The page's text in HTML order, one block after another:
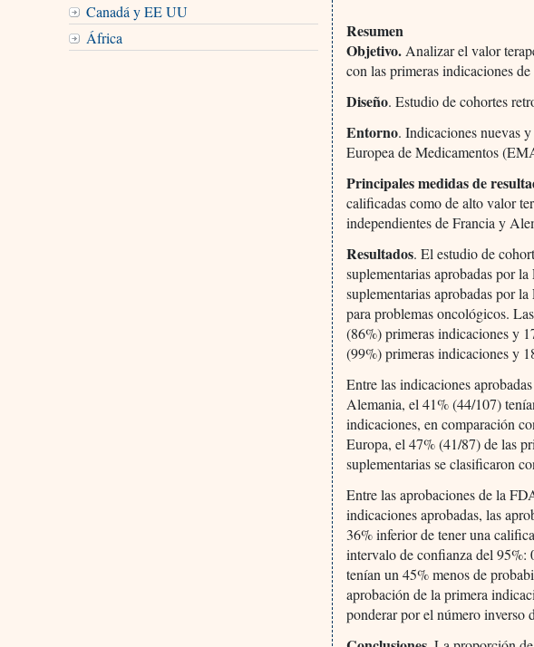
Canadá y EE UU
África
Resumen
Objetivo. Analizar el valor
con las primeras indicaciones
Diseño. Estudio de cohortes
Entorno. Indicaciones nuevas
Europea de Medicamentos
Principales medidas de
calificadas como de alto valor
independientes de Francia y
Resultados. El estudio de
suplementarias aprobadas por
suplementarias aprobadas por
para problemas oncológicos.
(86%) primeras indicaciones y
(99%) primeras indicaciones y
Entre las indicaciones
Alemania, el 41% (44/107)
indicaciones, en comparación
Europa, el 47% (41/87) de las
suplementarias se clasificaron
Entre las aprobaciones de la
indicaciones aprobadas, las
36% inferior de tener una
intervalo de confianza del 95%:
tenían un 45% menos de
aprobación de la primera
ponderar por el número inverso